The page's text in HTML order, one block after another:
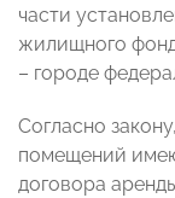
части
жилищного
– городе
Согласно
помещений
договора